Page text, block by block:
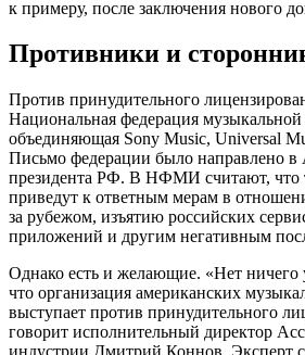
к примеру, после заключения нового
Противники и
Против принудительного
Национальная федерация
объединяющая Sony Music, Universal
Письмо федерации было направлено
президента РФ. В НФМИ считают, что
приведут к ответным мерам в
за рубежом, изъятию российских
приложений и другим негативным
Однако есть и желающие. «Нет ничего
что организация американских
выступает против принудительного
говорит исполнительный директор